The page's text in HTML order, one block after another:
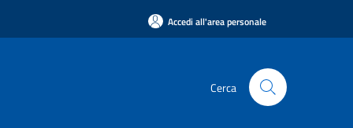
Accedi all'area personale
Cerca